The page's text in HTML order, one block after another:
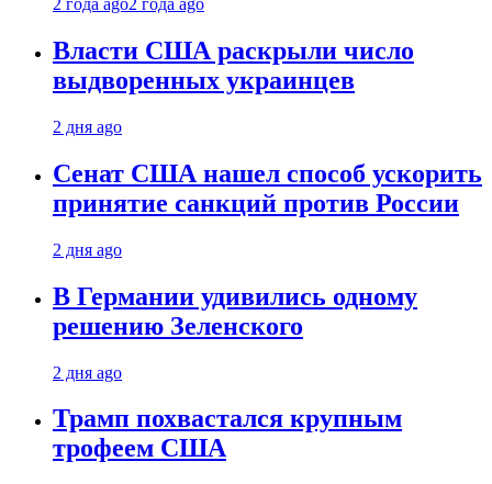
2 года ago2 года ago
Власти США раскрыли число
выдворенных украинцев
2 дня ago
Сенат США нашел способ ускорить
принятие санкций против России
2 дня ago
В Германии удивились одному
решению Зеленского
2 дня ago
Трамп похвастался крупным
трофеем США